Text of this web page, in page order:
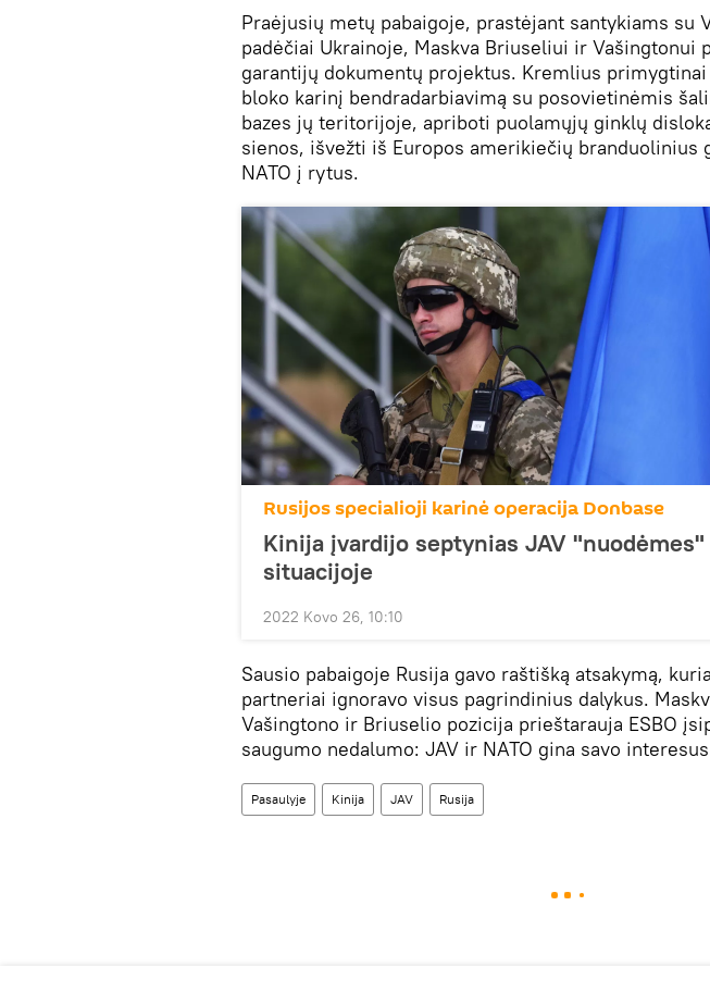
Praėjusių metų pabaigoje, prastėjant santykiams su
padėčiai Ukrainoje, Maskva Briuseliui ir Vašingtonui
garantijų dokumentų projektus. Kremlius
bloko karinį bendradarbiavimą su posovietinėmis
bazes jų teritorijoje, apriboti puolamųjų ginklų
sienos, išvežti iš Europos amerikiečių branduolinius
NATO į rytus.
Rusijos specialioji karinė operacija Donbase
Kinija įvardijo septynias JAV
situacijoje
2022 Kovo 26, 10:10
Sausio pabaigoje Rusija gavo raštišką atsakymą,
partneriai ignoravo visus pagrindinius dalykus.
Vašingtono ir Briuselio pozicija prieštarauja ESBO
saugumo nedalumo: JAV ir NATO gina savo
Pasaulyje Kinija JAV Rusija